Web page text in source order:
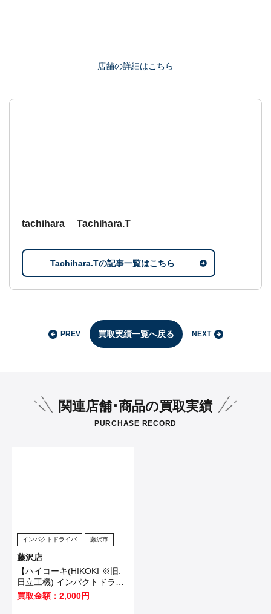
店舗の詳細はこちら
tachihara Tachihara.T
Tachihara.Tの記事一覧はこちら
PREV 買取実績一覧へ戻る NEXT
関連店舗･商品の買取実績
PURCHASE RECORD
インパクトドライバ 藤沢市
藤沢店
【ハイコーキ(HIKOKI ※旧:
日立工機) インパクトドライ
バ WH12VE】横浜市のお客
様から買取させていただきま
買取金額：2,000円